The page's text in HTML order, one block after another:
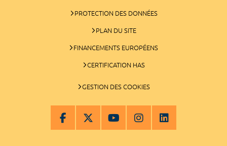
PROTECTION DES DONNÉES
PLAN DU SITE
FINANCEMENTS EUROPÉENS
CERTIFICATION HAS
GESTION DES COOKIES